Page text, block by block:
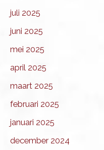
juli 2025
juni 2025
mei 2025
april 2025
maart 2025
februari 2025
januari 2025
december 2024